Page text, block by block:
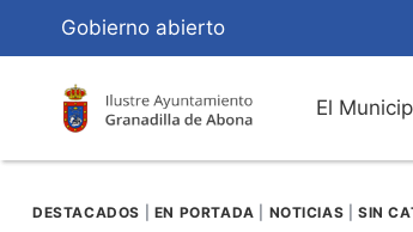
Contenido
Gobierno abierto
El
DESTACADOS EN PORTADA NOTICIAS |SIN